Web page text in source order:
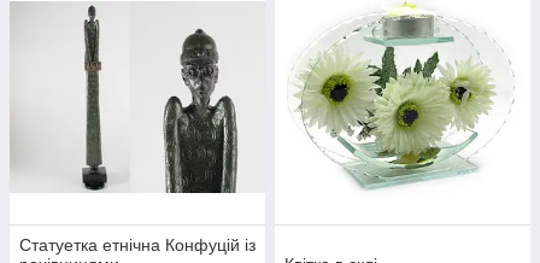
Статуетка етнічна Конфуцій із